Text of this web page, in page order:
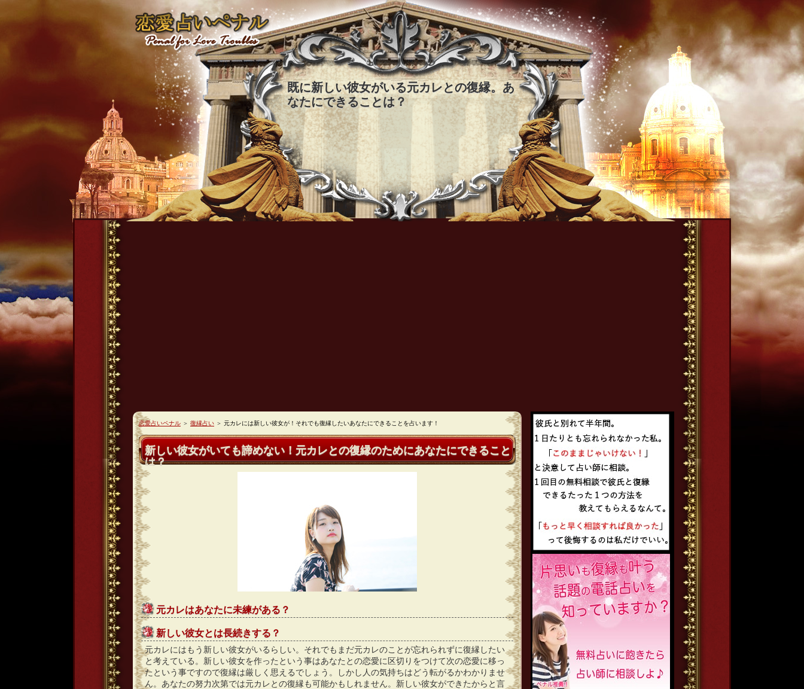
既に新しい彼女がいる元カレとの復縁。あ
なたにできることは？
恋愛占いペナル ＞ 復縁占い ＞ 元カレには新しい彼女が！それでも復縁したいあなたにできることを占います！
新しい彼女がいても諦めない！元カレとの復縁のためにあなたにできること
は？
元カレはあなたに未練がある？
新しい彼女とは長続きする？
元カレにはもう新しい彼女がいるらしい。それでもまだ元カレのことが忘れられずに復縁したい
と考えている。新しい彼女を作ったという事はあなたとの恋愛に区切りをつけて次の恋愛に移っ
たという事ですので復縁は厳しく思えるでしょう。しかし人の気持ちはどう転がるかわかりませ
ん。あなたの努力次第では元カレとの復縁も可能かもしれません。新しい彼女ができたからと言